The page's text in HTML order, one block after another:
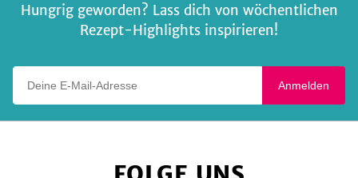
Hungrig geworden? Lass dich von wöchentlichen
Rezept-Highlights inspirieren!
Anmelden